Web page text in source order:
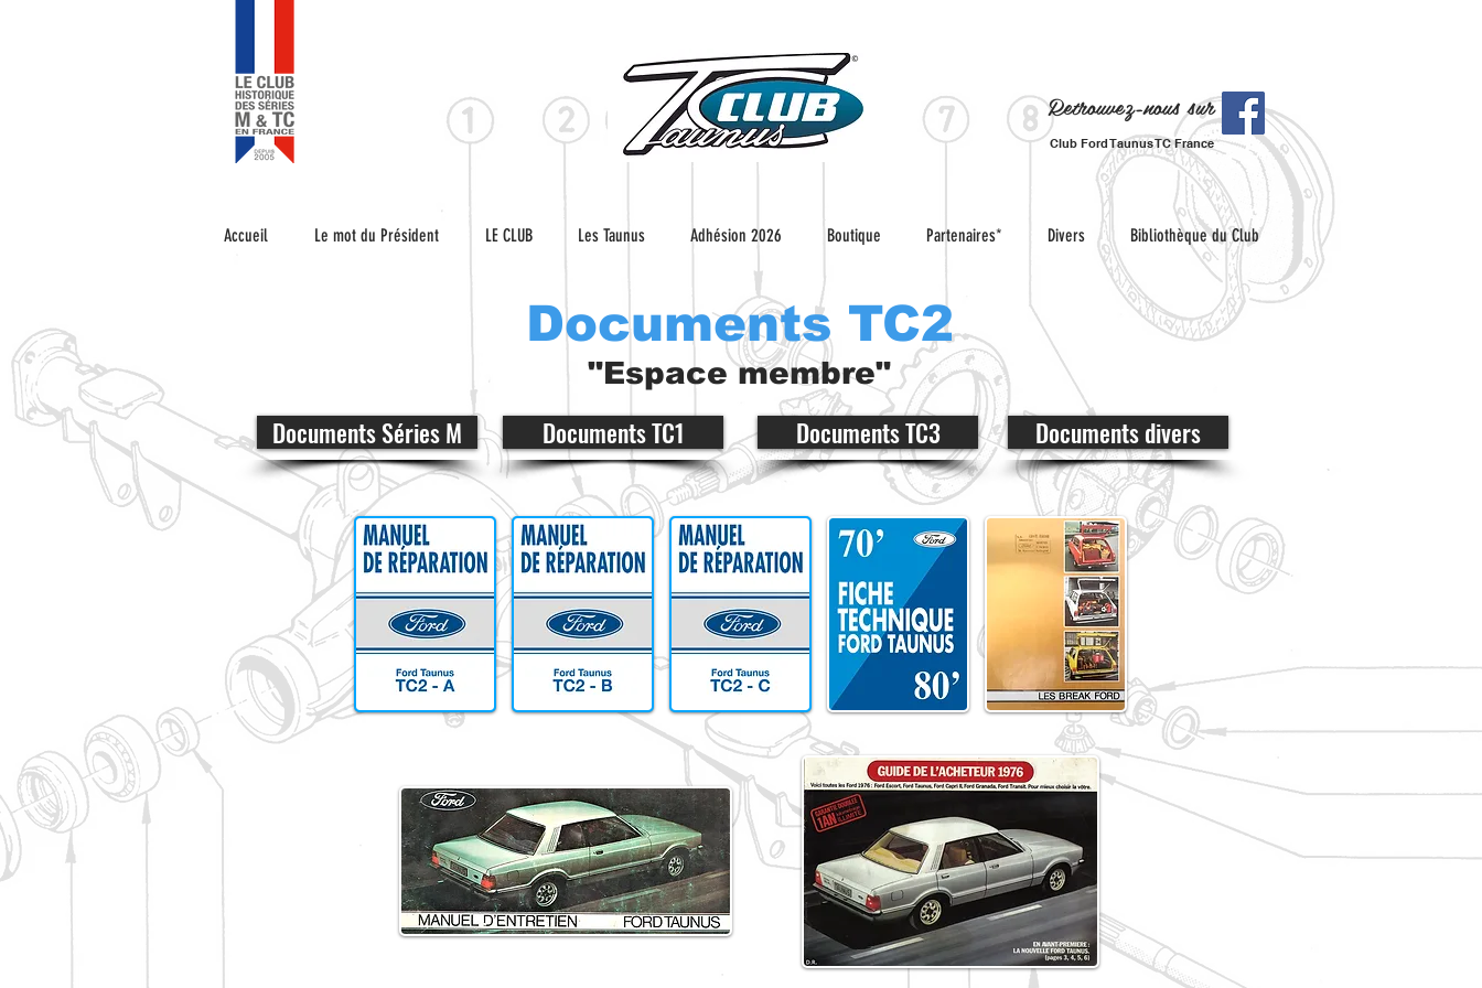
Retrouvez-nous sur
Club Ford Taunus TC France
Accueil Le mot du Président LE CLUB Les Taunus Adhésion 2026 Boutique Partenaires* Divers Bibliothèque du Club
Documents TC2
"Espace membre"
Documents Séries M Documents TC1 Documents TC3 Documents divers